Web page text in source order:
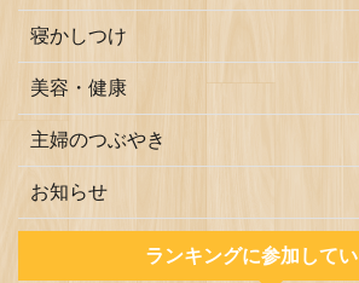
寝かしつけ
美容・健康
主婦のつぶやき
お知らせ
ランキングに参加して